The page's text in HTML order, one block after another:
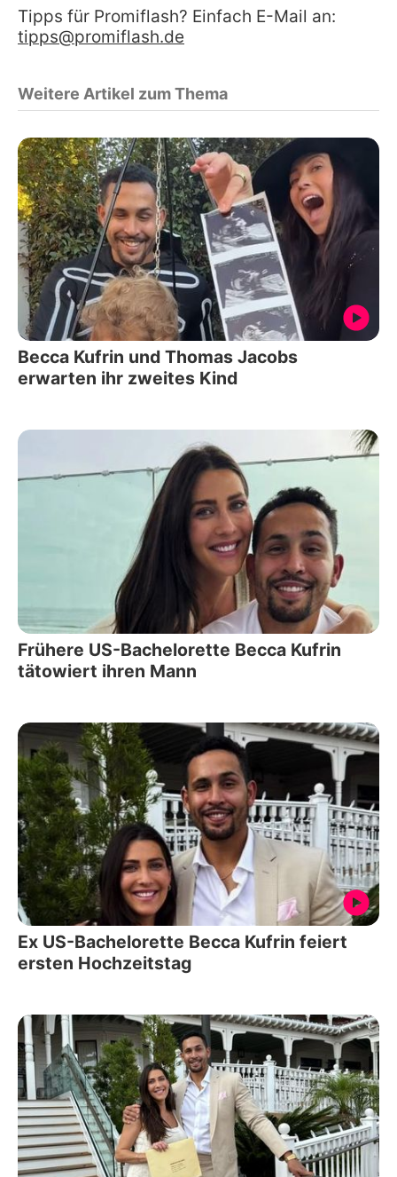
Tipps für Promiflash? Einfach E-Mail an:
tipps@promiflash.de
Weitere Artikel zum Thema
Becca Kufrin und Thomas Jacobs
erwarten ihr zweites Kind
Frühere US-Bachelorette Becca Kufrin
tätowiert ihren Mann
Ex US-Bachelorette Becca Kufrin feiert
ersten Hochzeitstag